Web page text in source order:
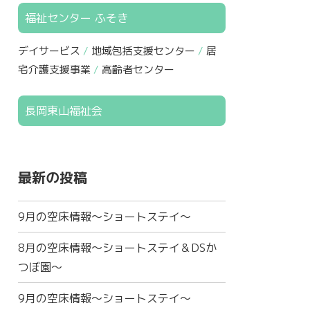
福祉センター ふそき
デイサービス 地域包括支援センター
居
宅介護支援事業
高齢者センター
長岡東山福祉会
最新の投稿
9月の空床情報～ショートステイ～
8月の空床情報～ショートステイ＆DSか
つぼ園～
9月の空床情報～ショートステイ～